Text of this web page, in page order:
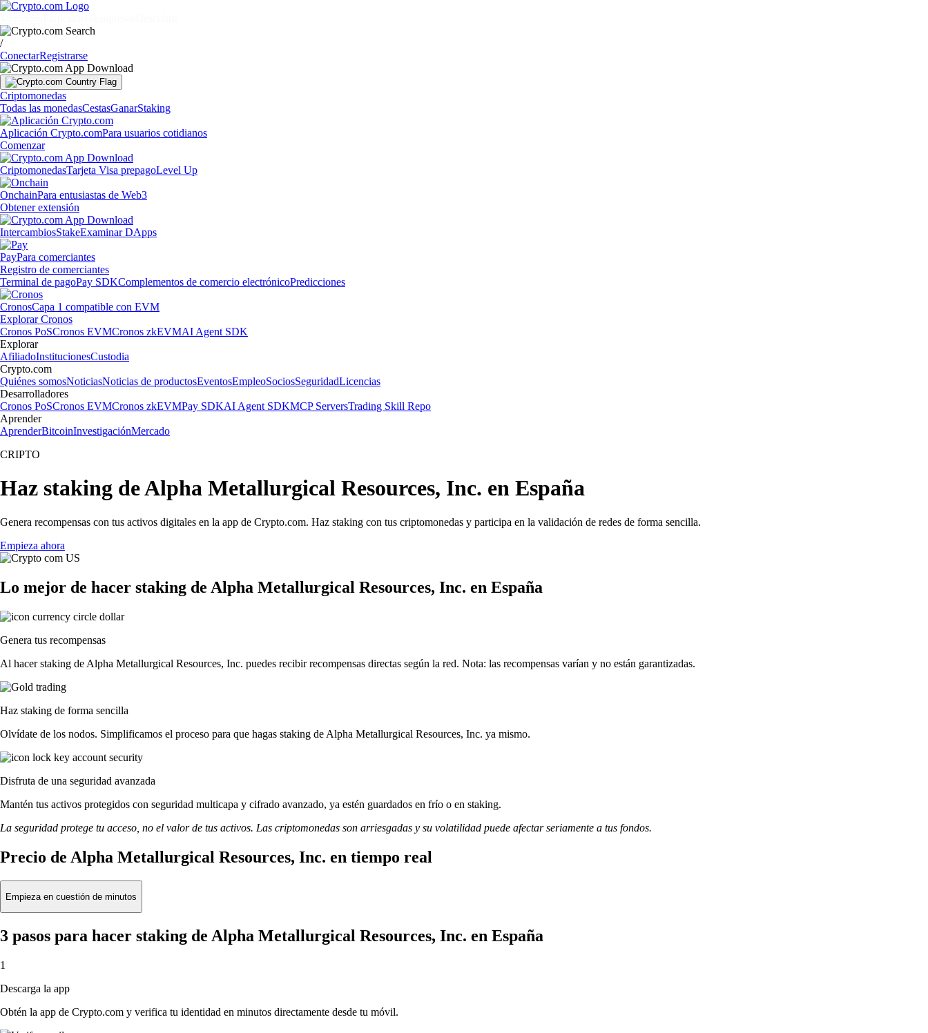
/
ConectarRegistrarse
Criptomonedas
Todas las monedasCestasGanarStaking
Aplicación Crypto.comPara usuarios cotidianos
Comenzar
CriptomonedasTarjeta Visa prepagoLevel Up
OnchainPara entusiastas de Web3
Obtener extensión
IntercambiosStakeExaminar DApps
PayPara comerciantes
Registro de comerciantes
Terminal de pagoPay SDKComplementos de comercio electrónicoPredicciones
CronosCapa 1 compatible con EVM
Explorar Cronos
Cronos PoSCronos EVMCronos zkEVMAI Agent SDK
Explorar
AfiliadoInstitucionesCustodia
Crypto.com
Quiénes somosNoticiasNoticias de productosEventosEmpleoSociosSeguridadLicencias
Desarrolladores
Cronos PoSCronos EVMCronos zkEVMPay SDKAI Agent SDKMCP ServersTrading Skill Repo
Aprender
AprenderBitcoinInvestigaciónMercado
CRIPTO
Haz staking de Alpha Metallurgical Resources, Inc. en España
Genera recompensas con tus activos digitales en la app de Crypto.com. Haz staking con tus criptomonedas y participa en la validación de redes de forma sencilla.
Empieza ahora
Lo mejor de hacer staking de Alpha Metallurgical Resources, Inc. en España
Genera tus recompensas
Al hacer staking de Alpha Metallurgical Resources, Inc. puedes recibir recompensas directas según la red. Nota: las recompensas varían y no están garantizadas.
Haz staking de forma sencilla
Olvídate de los nodos. Simplificamos el proceso para que hagas staking de Alpha Metallurgical Resources, Inc. ya mismo.
Disfruta de una seguridad avanzada
Mantén tus activos protegidos con seguridad multicapa y cifrado avanzado, ya estén guardados en frío o en staking.
La seguridad protege tu acceso, no el valor de tus activos. Las criptomonedas son arriesgadas y su volatilidad puede afectar seriamente a tus fondos.
Precio de Alpha Metallurgical Resources, Inc. en tiempo real
Empieza en cuestión de minutos
3 pasos para hacer staking de Alpha Metallurgical Resources, Inc. en España
1
Descarga la app
Obtén la app de Crypto.com y verifica tu identidad en minutos directamente desde tu móvil.